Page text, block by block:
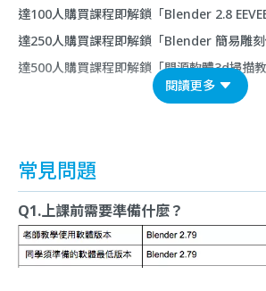
達100人購買課程即解鎖「Blender 2.8
達250人購買課程即解鎖「Blender 簡易雕刻
達500人購買課程即解鎖「開源軟體3d掃描教
閱讀更多
常見問題
Q1.上課前需要準備什麼？